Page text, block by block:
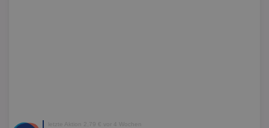
letzte Aktion 2,79 € vor 4 Wochen